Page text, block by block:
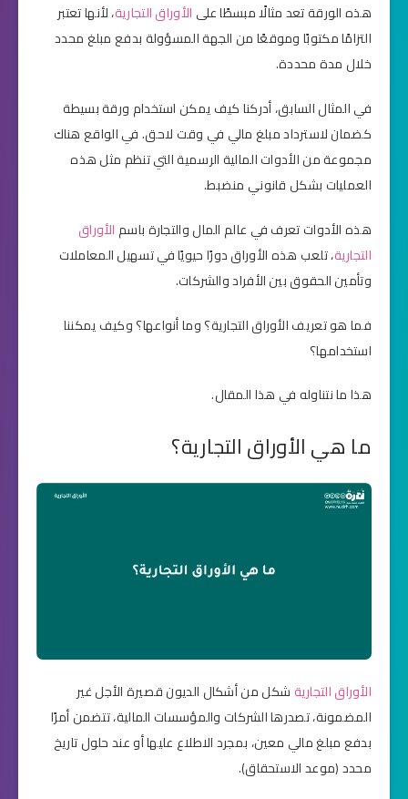
هذه الورقة تعد مثالًا مبسطًا على الأوراق التجارية، لأنها تعتبر
التزامًا مكتوبًا وموقعًا من الجهة المسؤولة بدفع مبلغ محدد
خلال مدة محددة.
في المثال السابق، أدركنا كيف يمكن استخدام ورقة بسيطة
كضمان لاسترداد مبلغ مالي في وقت لاحق. في الواقع هناك
مجموعة من الأدوات المالية الرسمية التي تنظم مثل هذه
العمليات بشكل قانوني منضبط.
هذه الأدوات تعرف في عالم المال والتجارة باسم الأوراق
التجارية، تلعب هذه الأوراق دورًا حيويًا في تسهيل المعاملات
وتأمين الحقوق بين الأفراد والشركات.
فما هو تعريف الأوراق التجارية؟ وما أنواعها؟ وكيف يمكننا
استخدامها؟
هذا ما نتناوله في هذا المقال.
ما هي الأوراق التجارية؟
الأوراق التجارية شكل من أشكال الديون قصيرة الأجل غير
المضمونة، تصدرها الشركات والمؤسسات المالية، تتضمن أمرًا
بدفع مبلغ مالي معين، بمجرد الاطلاع عليها أو عند حلول تاريخ
محدد (موعد الاستحقاق).